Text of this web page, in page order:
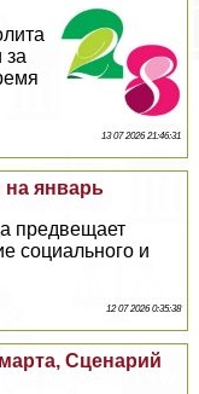
за
13 07 2026 21:46:31
январь
предвещает
социального и
12 07 2026 0:35:38
Сценарий